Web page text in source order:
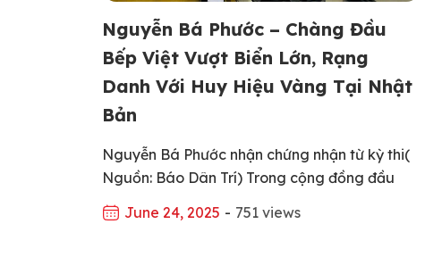
Nguyễn Bá Phước – Chàng Đầu
Bếp Việt Vượt Biển Lớn, Rạng
Danh Với Huy Hiệu Vàng Tại Nhật
Bản
Nguyễn Bá Phước nhận chứng nhận từ kỳ thi(
Nguồn: Báo Dân Trí) Trong cộng đồng đầu
bếp Việt, cái tên Nguyễn Bá Phước đã không
còn xa lạ – đặc biệt với những ai theo đuổi tinh
June 24, 2025 - 751 views